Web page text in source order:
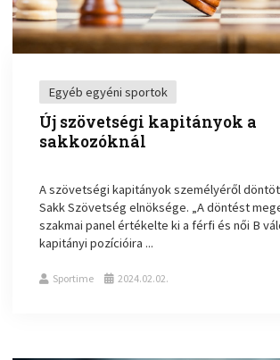
Egyéb egyéni sportok
Új szövetségi kapitányok a
sakkozóknál
A szövetségi kapitányok személyéről
Sakk Szövetség elnöksége. „A döntést
szakmai panel értékelte ki a férfi és női B
kapitányi pozícióira ...
Sportime 2024.02.02.